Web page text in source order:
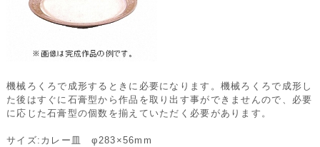
機械ろくろで成形するときに必要になります。機械ろくろで成形し
た後はすぐに石膏型から作品を取り出す事ができませんので、必要
に応じた石膏型の個数を揃えていただく必要があります。
サイズ:カレー皿 φ283×56mm